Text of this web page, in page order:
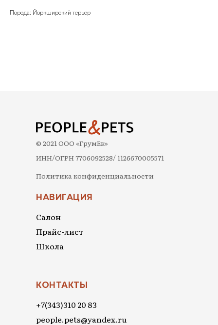
Порода: Йоркширский терьер
Политика конфиденциальности
НАВИГАЦИЯ
Салон
Прайс-лист
Школа
КОНТАКТЫ
+7(343)310 20 83
people.pets@yandex.ru
© 2021 ООО «ГрумЕк»
ИНН/ОГРН 7706092528/ 1126670005571